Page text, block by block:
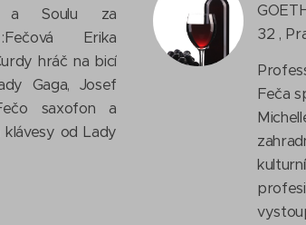
a Soulu za
Erika
hráč na bicí
Gaga, Josef
saxofon a
od Lady
32 ,
Feča